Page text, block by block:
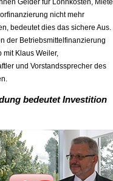
Gelder für Lohnkosten, Miete
nicht mehr
bedeutet dies das sichere Aus.
der Betriebsmittelfinanzierung
mit Klaus Weiler,
und Vorstandssprecher des
bedeutet Investition